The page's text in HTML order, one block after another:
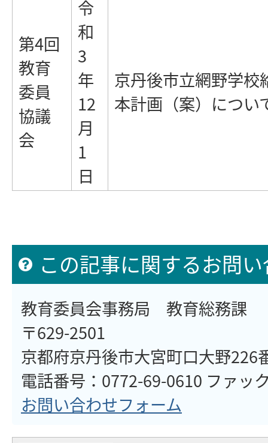
第4回
教育
委員
協議
会
令
和
3
年
12
月
1
日
京丹後市立網野学校
本計画（案）につい
この記事に関するお問
教育委員会事務局 教育総務課
〒629-2501
京都府京丹後市大宮町口大野226
電話番号：0772-69-0610 ファッ
お問い合わせフォーム